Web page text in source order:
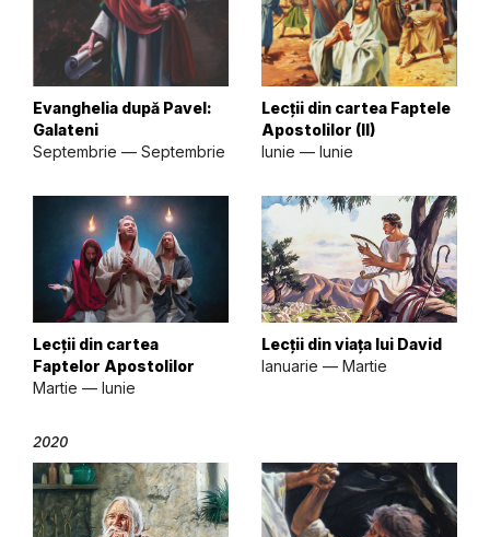
Evanghelia după Pavel:
Galateni
Septembrie — Septembrie
Lecții din cartea Faptele
Apostolilor (II)
Iunie — Iunie
Lecții din cartea
Faptelor Apostolilor
Martie — Iunie
Lecții din viața lui David
Ianuarie — Martie
2020